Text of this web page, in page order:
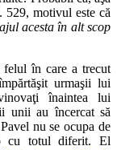
motivul este că
acesta în alt scop
felul în care a trecut
urmaşii lui
înaintea lui
unii au încercat să
nu se ocupa de
cu totul diferit. El